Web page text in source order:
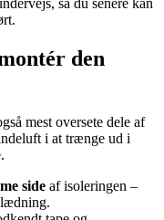
den
mest oversete dele af
i at trænge ud i
side af isoleringen –